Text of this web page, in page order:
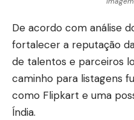
De acordo com análise
fortalecer a reputação
de talentos e parceiros
caminho para listagens
como Flipkart e uma
Índia.